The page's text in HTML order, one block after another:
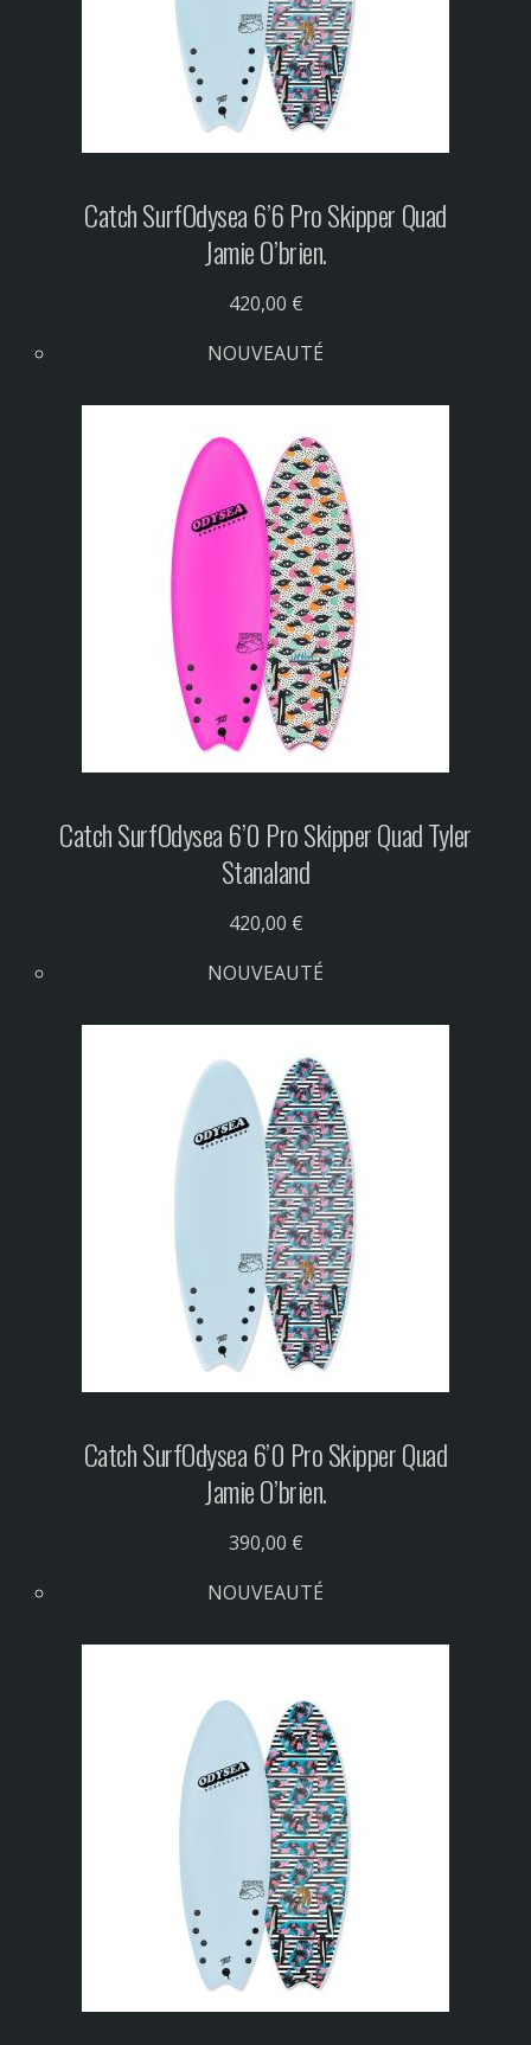
Catch SurfOdysea 6’6 Pro Skipper Quad
Jamie O’brien.
420,00 €
NOUVEAUTÉ
Catch SurfOdysea 6’0 Pro Skipper Quad Tyler
Stanaland
420,00 €
NOUVEAUTÉ
Catch SurfOdysea 6’0 Pro Skipper Quad
Jamie O’brien.
390,00 €
NOUVEAUTÉ